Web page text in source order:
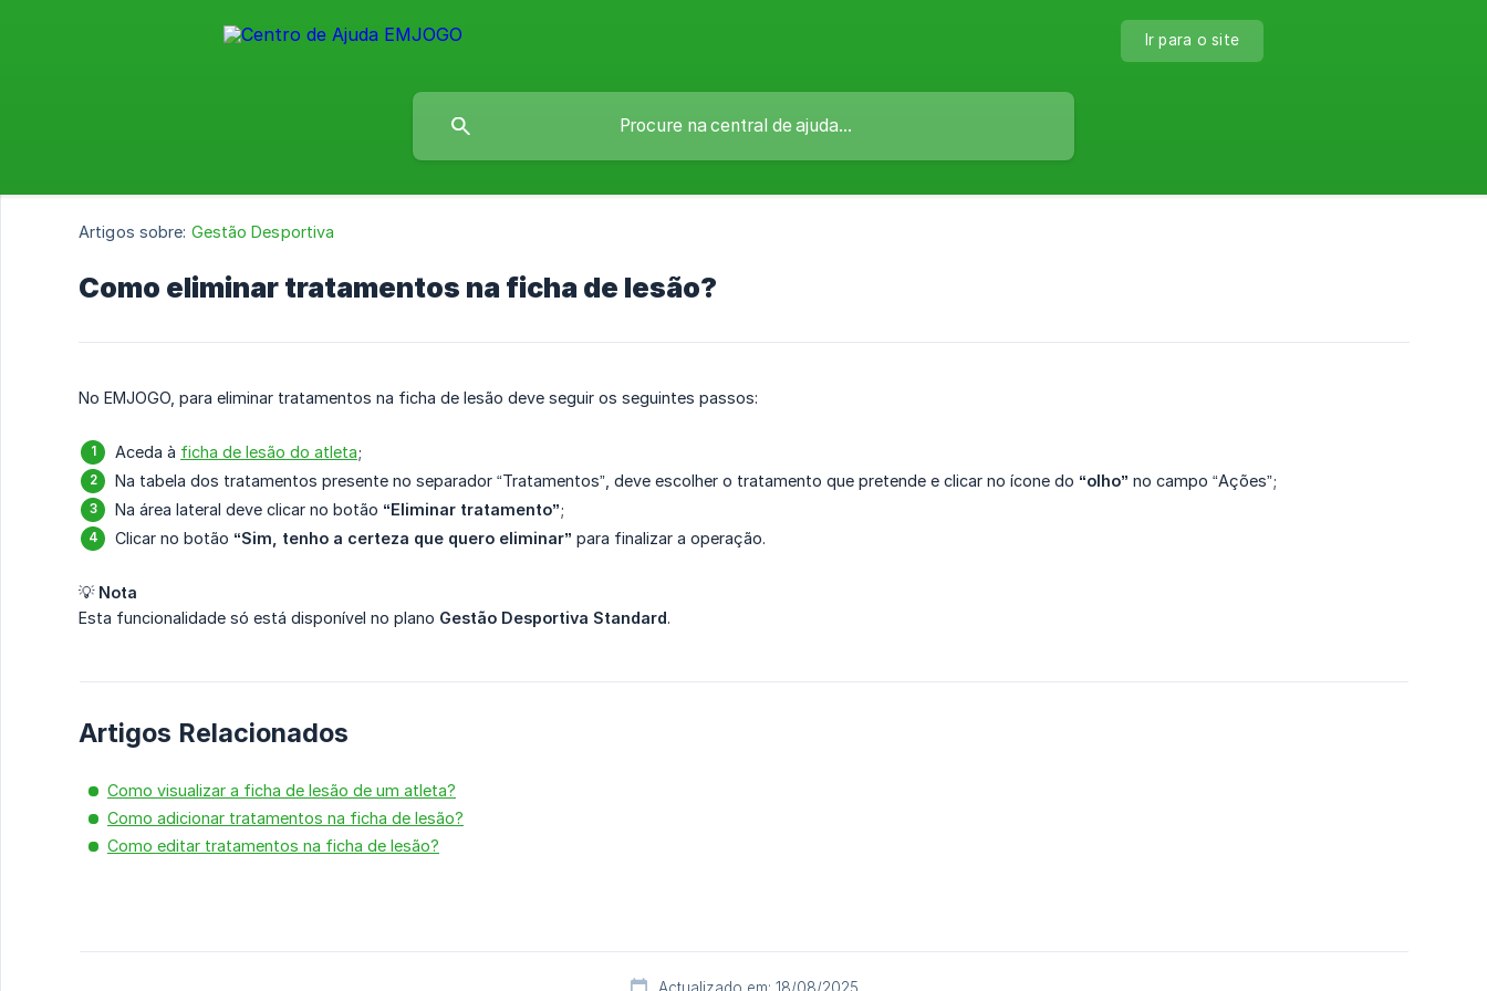
Ir para o site
Artigos sobre: Gestão Desportiva
Como eliminar tratamentos na ficha de lesão?
No EMJOGO, para eliminar tratamentos na ficha de lesão deve seguir os seguintes passos:
Aceda à ficha de lesão do atleta;
Na tabela dos tratamentos presente no separador “Tratamentos”, deve escolher o tratamento que pretende e clicar no ícone do “olho” no campo “Ações”;
Na área lateral deve clicar no botão “Eliminar tratamento”;
Clicar no botão “Sim, tenho a certeza que quero eliminar” para finalizar a operação.
💡 Nota
Esta funcionalidade só está disponível no plano Gestão Desportiva Standard.
Artigos Relacionados
Como visualizar a ficha de lesão de um atleta?
Como adicionar tratamentos na ficha de lesão?
Como editar tratamentos na ficha de lesão?